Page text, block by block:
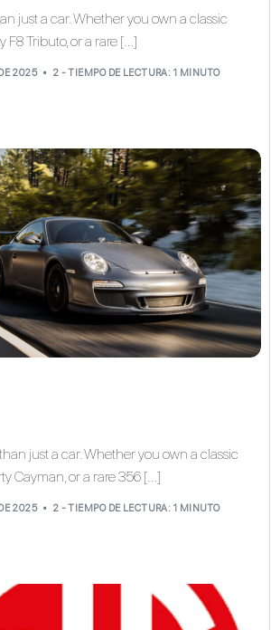
just a car. Whether you own a classic
F8 Tributo, or a rare […]
2025 2 - TIEMPO DE LECTURA: 1 MINUTO
just a car. Whether you own a classic
Cayman, or a rare 356 […]
2025 2 - TIEMPO DE LECTURA: 1 MINUTO